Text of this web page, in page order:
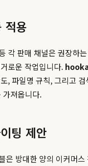
적용
각 판매 채널은 권장하
로운 작업입니다.
, 파일명 규칙, 그리고
가져옵니다.
팅 제안
방대한 양의 이커머